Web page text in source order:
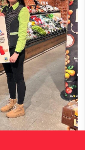
einfach beim